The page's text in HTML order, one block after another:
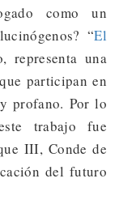
como un
“El
representa una
participan en
profano. Por lo
trabajo fue
III, Conde de
del futuro